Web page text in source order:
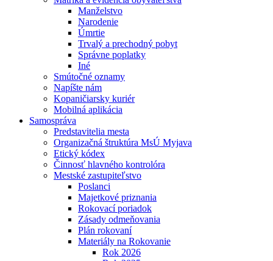
Manželstvo
Narodenie
Úmrtie
Trvalý a prechodný pobyt
Správne poplatky
Iné
Smútočné oznamy
Napíšte nám
Kopaničiarsky kuriér
Mobilná aplikácia
Samospráva
Predstavitelia mesta
Organizačná štruktúra MsÚ Myjava
Etický kódex
Činnosť hlavného kontrolóra
Mestské zastupiteľstvo
Poslanci
Majetkové priznania
Rokovací poriadok
Zásady odmeňovania
Plán rokovaní
Materiály na Rokovanie
Rok 2026